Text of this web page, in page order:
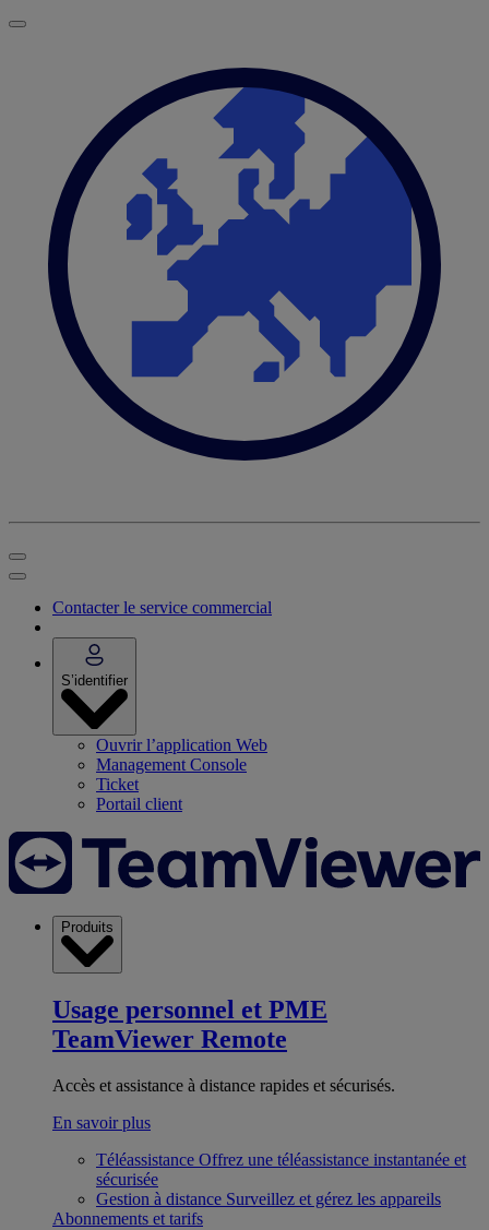
Contacter le service commercial
S’identifier
Ouvrir l’application Web
Management Console
Ticket
Portail client
Produits
Usage personnel et PME
TeamViewer Remote
Accès et assistance à distance rapides et sécurisés.
En savoir plus
Téléassistance Offrez une téléassistance instantanée et
sécurisée
Gestion à distance Surveillez et gérez les appareils
Abonnements et tarifs